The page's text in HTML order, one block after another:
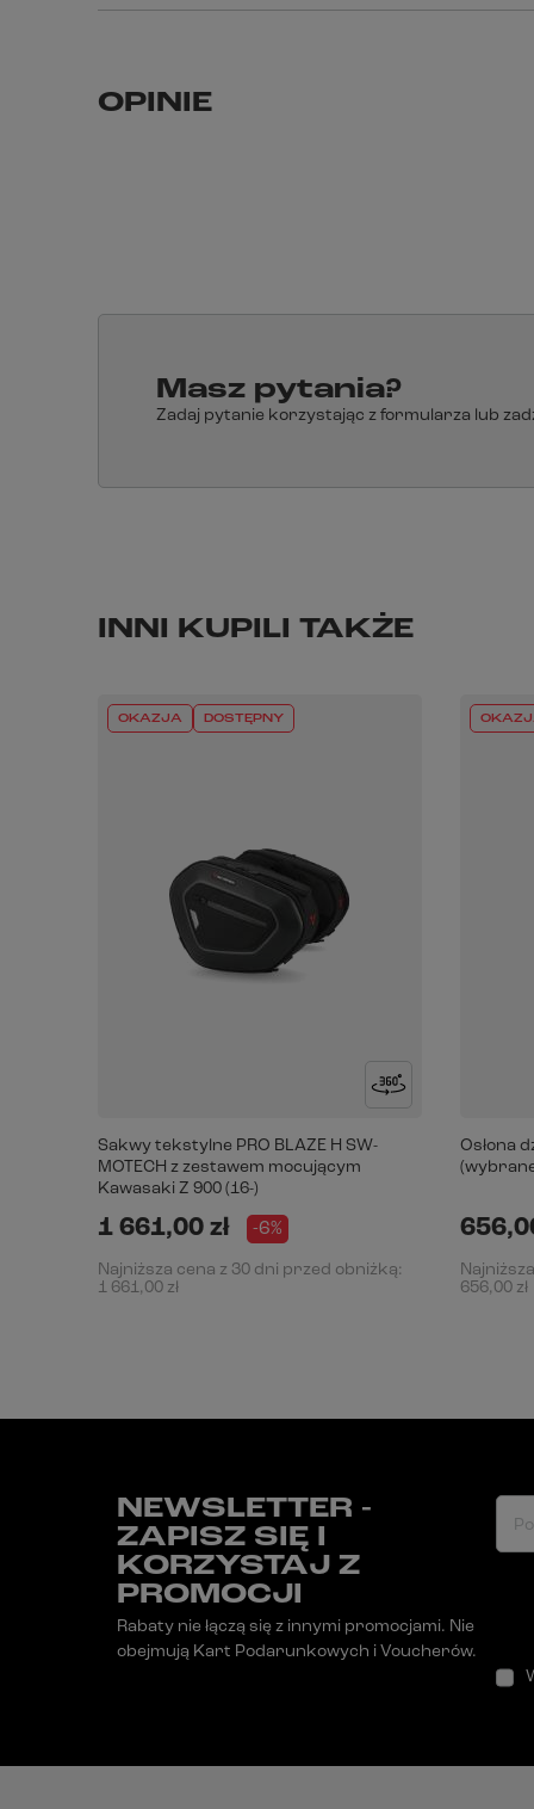
OPINIE
Masz pytania?
Zadaj pytanie korzystając z formularza lub
INNI KUPILI TAKŻE
OKAZJA DOSTĘPNY
Sakwy tekstylne PRO BLAZE H SW-
MOTECH z zestawem mocującym
Kawasaki Z 900 (16-)
1 661,00 zł -6%
Najniższa cena z 30 dni przed obniżką:
1 661,00 zł
Osłona
656,00 zł
NEWSLETTER -
ZAPISZ SIĘ I
KORZYSTAJ Z
PROMOCJI
Rabaty nie łączą się z innymi promocjami. Nie
obejmują Kart Podarunkowych i Voucherów.